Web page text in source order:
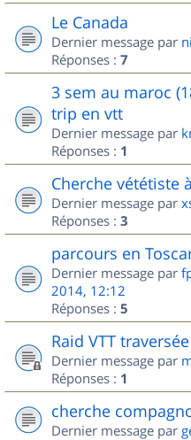
Le Canada
Dernier message par
Réponses : 7
3 sem au maroc
trip en vtt
Dernier message par
Réponses : 1
Cherche vététiste
Dernier message par
Réponses : 3
parcours en
Dernier message par
2014, 12:12
Réponses : 5
Raid VTT
Dernier message par
Réponses : 1
cherche
Dernier message par